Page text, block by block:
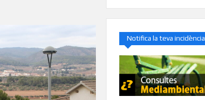
Notifica la teva incidència